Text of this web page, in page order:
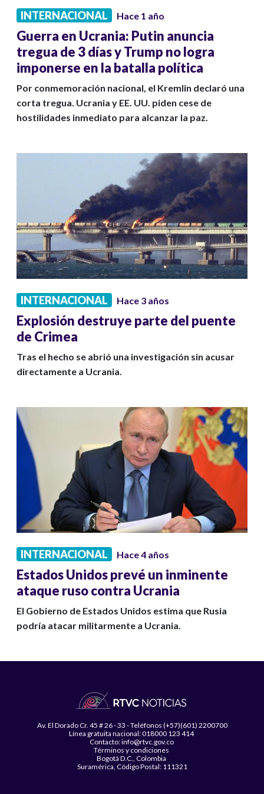
INTERNACIONAL Hace 1 año
Guerra en Ucrania: Putin anuncia
tregua de 3 días y Trump no logra
imponerse en la batalla política
Por conmemoración nacional, el Kremlin declaró una
corta tregua. Ucrania y EE. UU. piden cese de
hostilidades inmediato para alcanzar la paz.
INTERNACIONAL Hace 3 años
Explosión destruye parte del puente
de Crimea
Tras el hecho se abrió una investigación sin acusar
directamente a Ucrania.
INTERNACIONAL Hace 4 años
Estados Unidos prevé un inminente
ataque ruso contra Ucrania
El Gobierno de Estados Unidos estima que Rusia
podría atacar militarmente a Ucrania.
Av. El Dorado Cr. 45 # 26 - 33 - Teléfonos (+57)(601) 2200700
Línea gratuita nacional: 018000 123 414
Contacto: info@rtvc.gov.co
Términos y condiciones
Bogotá D.C., Colombia
Suramérica, Código Postal: 111321